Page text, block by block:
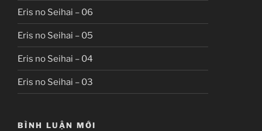
Eris no Seihai – 06
Eris no Seihai – 05
Eris no Seihai – 04
Eris no Seihai – 03
BÌNH LUẬN MỚI